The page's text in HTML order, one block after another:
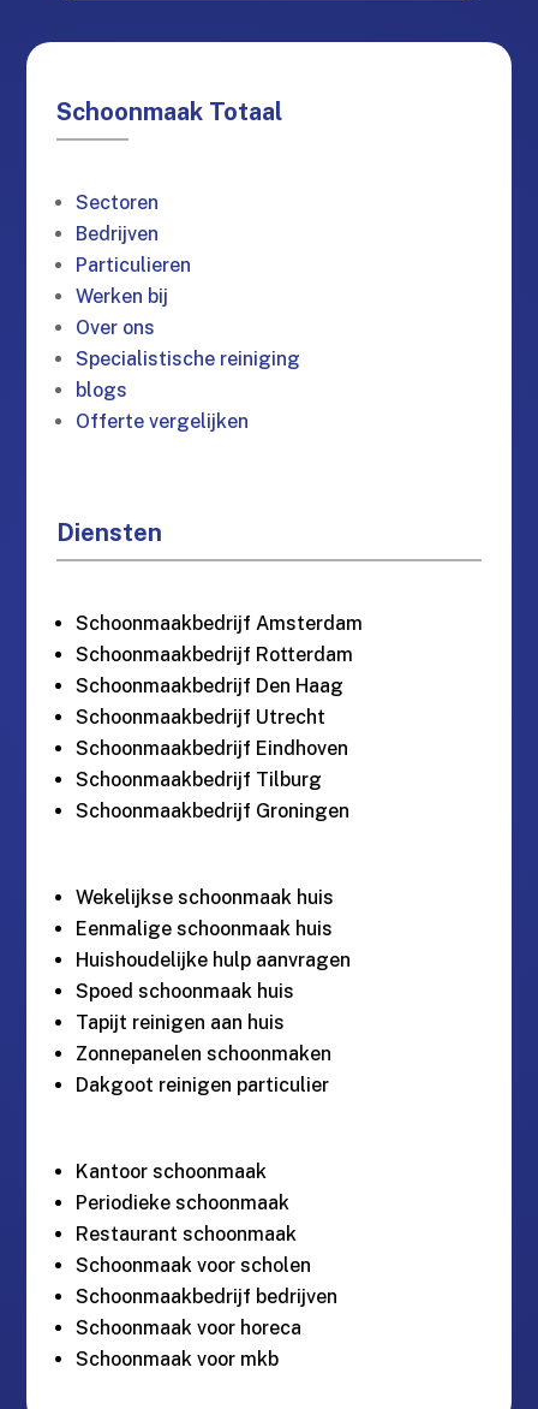
Schoonmaak Totaal
Sectoren
Bedrijven
Particulieren
Werken bij
Over ons
Specialistische reiniging
blogs
Offerte vergelijken
Diensten
Schoonmaakbedrijf Amsterdam
Schoonmaakbedrijf Rotterdam
Schoonmaakbedrijf Den Haag
Schoonmaakbedrijf Utrecht
Schoonmaakbedrijf Eindhoven
Schoonmaakbedrijf Tilburg
Schoonmaakbedrijf Groningen
Wekelijkse schoonmaak huis
Eenmalige schoonmaak huis
Huishoudelijke hulp aanvragen
Spoed schoonmaak huis
Tapijt reinigen aan huis
Zonnepanelen schoonmaken
Dakgoot reinigen particulier
Kantoor schoonmaak
Periodieke schoonmaak
Restaurant schoonmaak
Schoonmaak voor scholen
Schoonmaakbedrijf bedrijven
Schoonmaak voor horeca
Schoonmaak voor mkb